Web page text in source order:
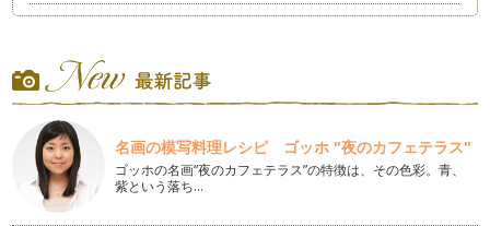
マも多いのでは?ジムに行ったりしな…
美ママを作る★時短ながらエクササイズ②！
紫外線の強い季節になりました。 こちらの記事を読ま…
美ママを作る★時短ながらエクササイズをやってみよう！
太もものサイズが寿命に関係するかもしれない。細ければ短命
に。との研究のお話を聴いたことはあ…
名画の模写料理レシピ ゴッホ "夜のカフェテラス"
ゴッホの名画“夜のカフェテラス”の特徴は、その色彩。青、
紫という落ち…